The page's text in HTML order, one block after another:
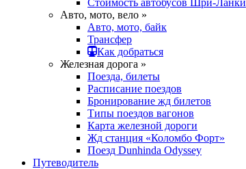
Стоимость автобусов Шри-Ланки
Авто, мото, вело »
Авто, мото, байк
Трансфер
Как добраться
Железная дорога »
Поезда, билеты
Расписание поездов
Бронирование жд билетов
Типы поездов вагонов
Карта железной дороги
Жд станция «Коломбо Форт»
Поезд Dunhinda Odyssey
Путеводитель